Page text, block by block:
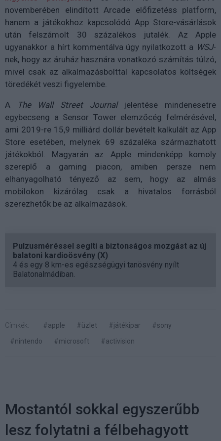
novemberében elindított Arcade előfizetéss platform,
hanem a játékokhoz kapcsolódó App Store-vásárlások
után felszámolt 30 százalékos jutalék. Az Apple
ugyanakkor a hírt kommentálva úgy nyilatkozott a WSJ-
nek, hogy az áruház hasznára vonatkozó számítás túlzó,
mivel csak az alkalmazásbolttal kapcsolatos költségek
töredékét veszi figyelembe.
A The Wall Street Journaljelentése mindenesetre
egybecseng a Sensor Tower elemzőcég felmérésével,
ami 2019-re 15,9 milliárd dollár bevételt kalkulált az App
Store esetében, melynek 69 százaléka származhatott
játékokból. Magyarán az Apple mindenképp komoly
szereplő a gaming piacon, amiben persze nem
elhanyagolható tényező az sem, hogy az almás
mobilokon kizárólag csak a hivatalos forrásból
szerezhetők be az alkalmazások.
Pulzusméréssel segíti a biztonságos mozgást az új
balatoni kardioösvény (X)
4 és egy 8 km-es egészségügyi tanösvény nyílt
Balatonalmádiban.
Címkék: #apple #üzlet #játékipar
#sony
#nintendo
#microsoft #activision
Mostantól sokkal egyszerűbb
lesz folytatni a félbehagyott